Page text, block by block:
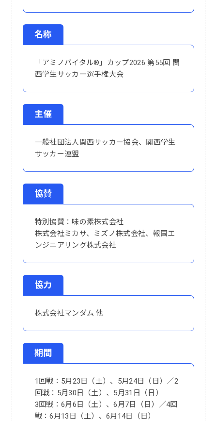
名称
「アミノバイタル®」カップ2026 第55回 関
西学生サッカー選手権大会
主催
一般社団法人関西サッカー協会、関西学生
サッカー連盟
協賛
特別協賛：味の素株式会社
株式会社ミカサ、ミズノ株式会社、報国エ
ンジニアリング株式会社
協力
株式会社マンダム 他
期間
1回戦：5月23日（土）、5月24日（日）／2
回戦：5月30日（土）、5月31日（日）
3回戦：6月6日（土）、6月7日（日）／4回
戦：6月13日（土）、6月14日（日）